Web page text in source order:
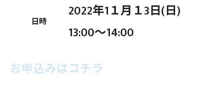
日時
2022年1１月１3日(日)
13:00〜14:00
お申込みはコチラ